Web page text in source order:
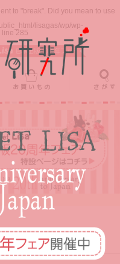
to "break". Did you mean to use
lisagas/wp/wp-
line 285
お買いもの さがす